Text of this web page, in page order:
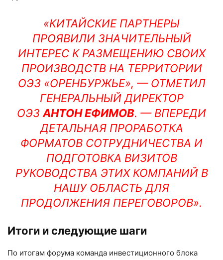
«КИТАЙСКИЕ ПАРТНЕРЫ
ПРОЯВИЛИ ЗНАЧИТЕЛЬНЫЙ
ИНТЕРЕС К РАЗМЕЩЕНИЮ СВОИХ
ПРОИЗВОДСТВ НА ТЕРРИТОРИИ
ОЭЗ «ОРЕНБУРЖЬЕ», — ОТМЕТИЛ
ГЕНЕРАЛЬНЫЙ ДИРЕКТОР
ОЭЗ АНТОН ЕФИМОВ. — ВПЕРЕДИ
ДЕТАЛЬНАЯ ПРОРАБОТКА
ФОРМАТОВ СОТРУДНИЧЕСТВА И
ПОДГОТОВКА ВИЗИТОВ
РУКОВОДСТВА ЭТИХ КОМПАНИЙ В
НАШУ ОБЛАСТЬ ДЛЯ
ПРОДОЛЖЕНИЯ ПЕРЕГОВОРОВ».
Итоги и следующие шаги
По итогам форума команда инвестиционного блока